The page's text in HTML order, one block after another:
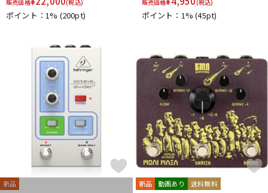
販売価格 (税込)
ポイント：1% (200pt)
販売価格 (税込)
ポイント：1%(45pt)
新品 新品 動画あり 送料無料